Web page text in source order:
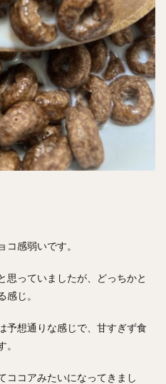
感弱いです。
思っていましたが、どっちかと
じ。
予想通りな感じで、甘すぎず食
ココアみたいになってきまし